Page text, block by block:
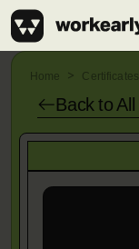
Home Certificates
Back to All